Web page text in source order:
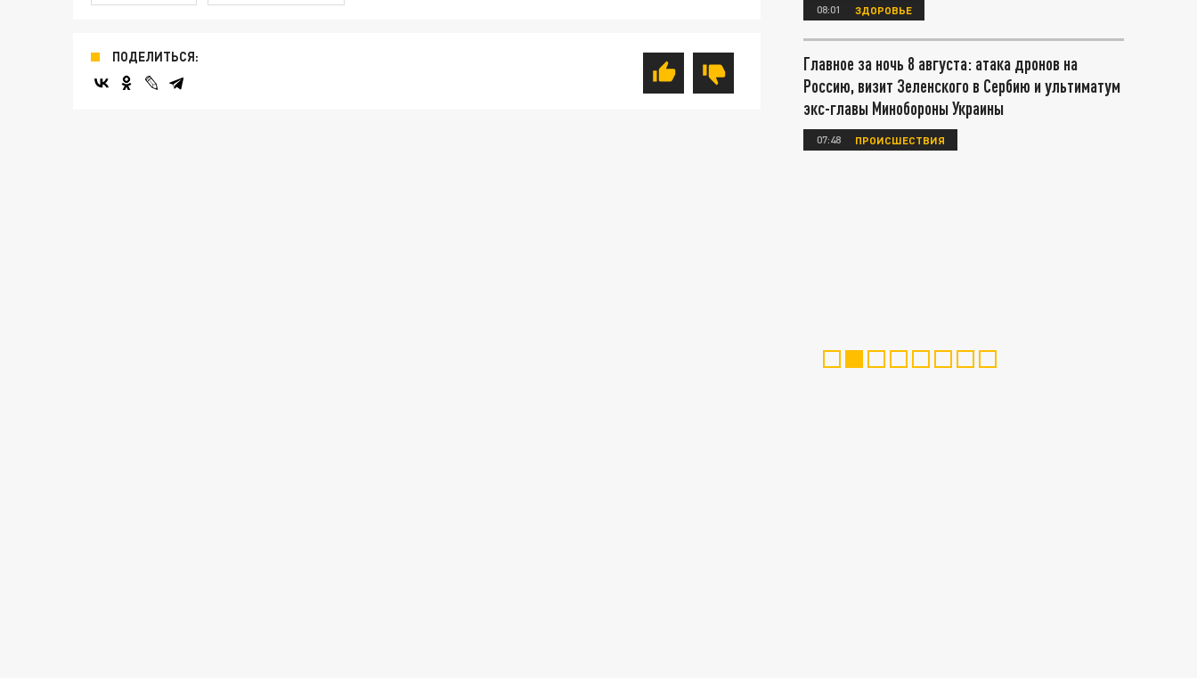
ПОДЕЛИТЬСЯ:
08:01 ЗДОРОВЬЕ
Главное за ночь 8 августа: атака дронов на
Россию, визит Зеленского в Сербию и ультиматум
экс-главы Минобороны Украины
07:48 ПРОИСШЕСТВИЯ